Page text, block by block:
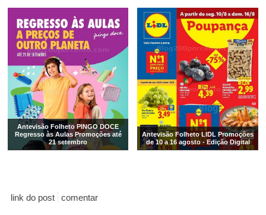
Antevisão Folheto PINGO DOCE
Regresso às Aulas Promoções até
21 setembro
Antevisão Folheto LIDL Promoções
de 10 a 16 agosto - Edição Digital
link do post comentar